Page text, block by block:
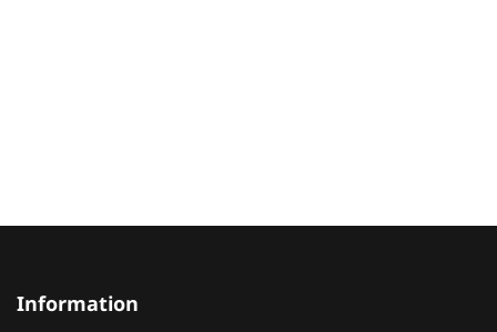
Information